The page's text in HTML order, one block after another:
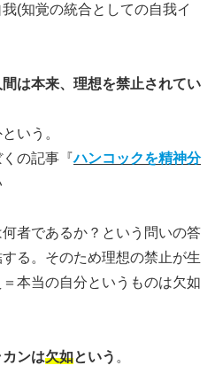
(知覚の統合としての自我イ
は本来、理想を禁止されてい
いう。
の記事『ハンコックを精神分
者であるか？という問いの答
る。そのため理想の禁止が生
本当の自分というものは欠如
ンは欠如という 。